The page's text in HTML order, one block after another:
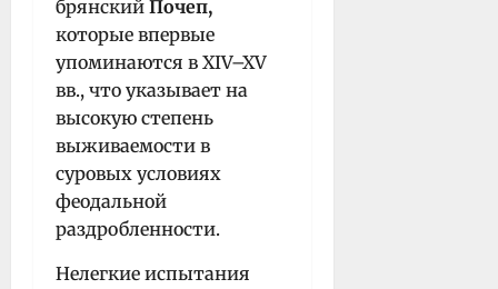
брянский Почеп,
которые впервые
упоминаются в XIV–XV
вв., что указывает на
высокую степень
выживаемости в
суровых условиях
феодальной
раздробленности.
Нелегкие испытания